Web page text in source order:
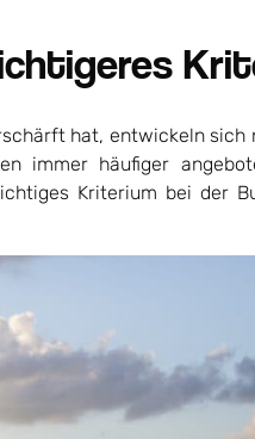
hat, entwickeln sich
immer häufiger
Kriterium bei der